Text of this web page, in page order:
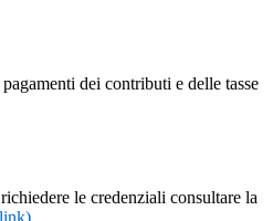
dei contributi e delle tasse
le credenziali consultare la